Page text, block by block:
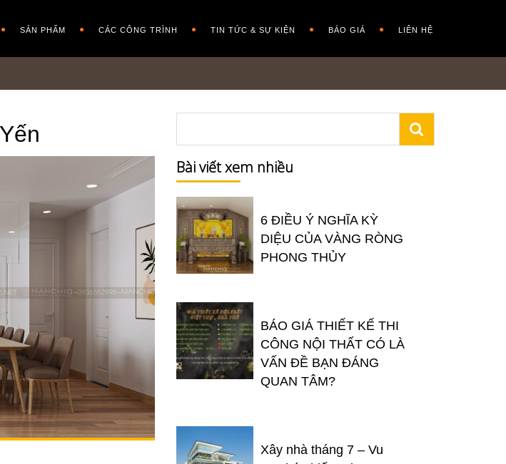
SẢN PHẨM CÁC CÔNG TRÌNH TIN TỨC & SỰ KIỆN BÁO GIÁ LIÊN HỆ
Bài viết xem nhiều
6 ĐIỀU Ý NGHĨA KỲ
DIỆU CỦA VÀNG RÒNG
PHONG THỦY
BÁO GIÁ THIẾT KẾ THI
CÔNG NỘI THẤT CÓ LÀ
VẤN ĐỀ BẠN ĐÁNG
QUAN TÂM?
Xây nhà tháng 7 – Vu